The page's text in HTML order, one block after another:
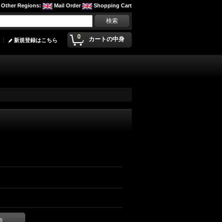
Other Regions: Mail Order Shopping Cart
0 カートの中身
新規登録はこちら